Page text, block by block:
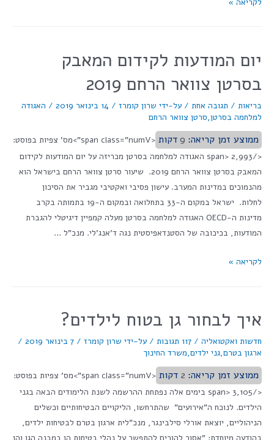
יום המודעות לקידום המאבק
בסרטן צוואר הרחם 2019
בריאות / תגובה אחת / על-ידי שרון קומרז / 14 בינואר 2019 / האגודה
למלחמה בסרטן,סרטן צוואר הרחם
ממוצע זמן קריאה: 9דקות
<span class="numV">מס' צפיות בפוסט:
</span> 2,993 האגודה למלחמה בסרטן מכריזה על יום המודעות לקידום
המאבק בסרטן צוואר הרחם 2019. שיעור סרטן צוואר הרחם בישראל הוא
מהנמוכים במדינות המערב. עישון פסיבי ואקטיבי מגביר את הסיכון
לחלות. ישראל במקום ה-33 בתחלואה ובמקום ה-19 בתמותה בקרב
מדינות ה-OECD האגודה למלחמה בסרטן מעלה קמפיין דיגיטלי להגברת
המודעות, בכיכובה של הסטנדאפיסטית נגה ד'אנג'לי. מנכ"ל …
לקריאה »
איך לבחור גן בטוח לילדים?
חדשות ואקטואליה / 117 תגובות / על-ידי שרון קומרז / 7 בינואר 2019
/
ארגון בטרם,גני ילדים,משרד החינוך
ממוצע זמן קריאה: 2 דקות
<span class="numV">מס' צפיות בפוסט:
</span> 3,105 בימים אלה נפתחת ההרשמה לשנת הלימודים הבאה בגני
הילדים. לנוכח ה"אירועים" שהתרחשו, הליקויים הבטיחותיים וכשלים
הניהוליים, יוצאת אורלי סילבינגר, מנכ"לית ארגון בטרם לבטיחות ילדים,